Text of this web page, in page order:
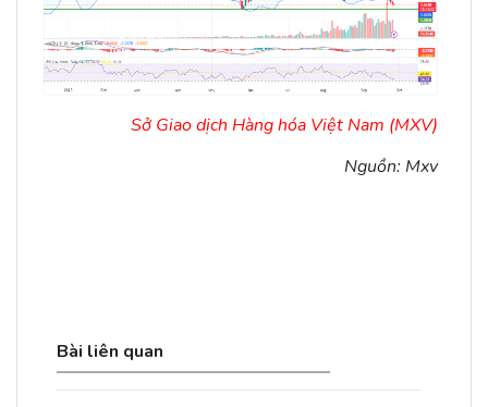
Sở Giao dịch Hàng hóa Việt Nam (MXV)
Nguồn: Mxv
Bài liên quan